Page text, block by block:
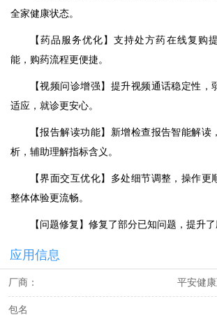
全家健康状态。
【药品服务优化】支持处方药在线复购
能，购药流程更便捷。
【视频问诊增强】提升视频通话稳定性，
适应，就诊更安心。
【报告解读功能】新增检查报告智能解读
析，辅助理解指标含义。
【界面交互优化】多处细节调整，操作更
整体体验更流畅。
【问题修复】修复了部分已知问题，提升了
应用信息
厂商： 平安健
包名